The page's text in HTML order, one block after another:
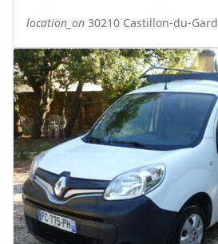
location_on 30210 Castillon-du-Gard